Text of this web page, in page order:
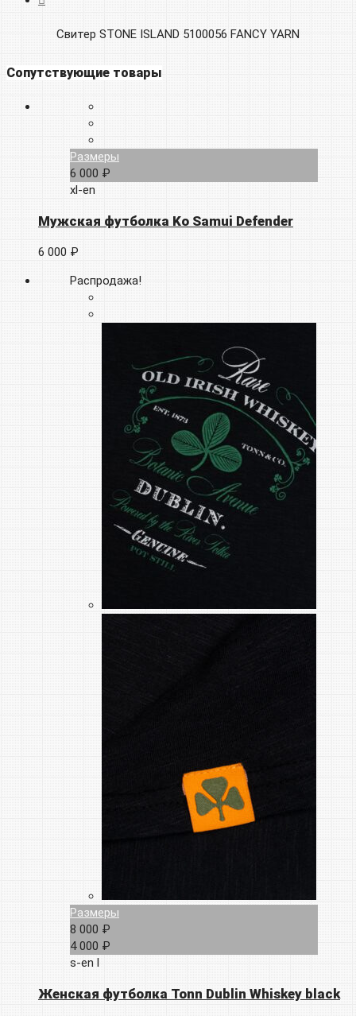
Свитер STONE ISLAND 5100056 FANCY YARN
Сопутствующие товары
Размеры
6 000 ₽
xl-en
Мужская футболка Ko Samui Defender
6 000 ₽
Распродажа!
Размеры
8 000 ₽
4 000 ₽
s-en l
Женская футболка Tonn Dublin Whiskey black